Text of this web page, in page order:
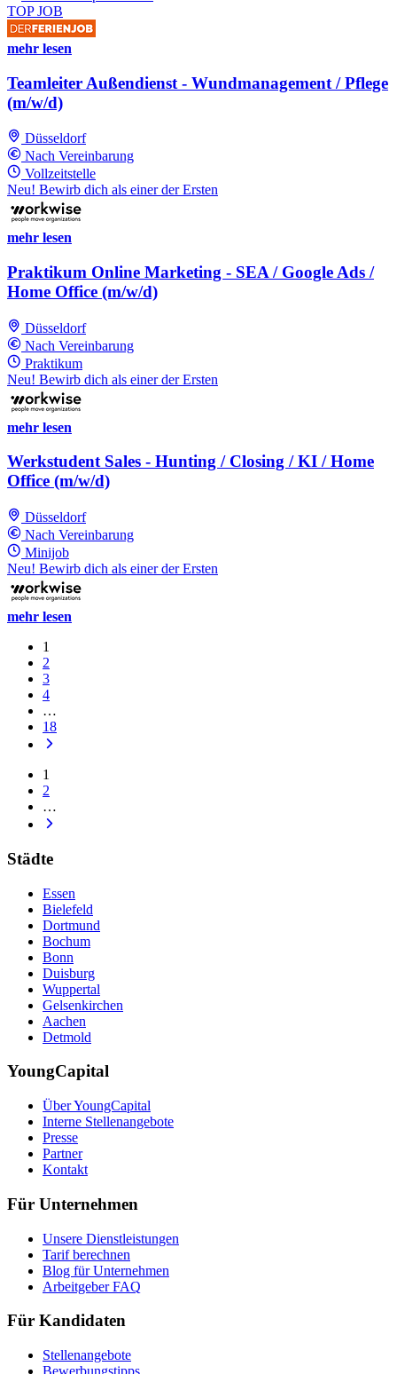
TOP JOB
mehr lesen
Teamleiter Außendienst - Wundmanagement / Pflege
(m/w/d)
Düsseldorf
Nach Vereinbarung
Vollzeitstelle
Neu! Bewirb dich als einer der Ersten
mehr lesen
Praktikum Online Marketing - SEA / Google Ads /
Home Office (m/w/d)
Düsseldorf
Nach Vereinbarung
Praktikum
Neu! Bewirb dich als einer der Ersten
mehr lesen
Werkstudent Sales - Hunting / Closing / KI / Home
Office (m/w/d)
Düsseldorf
Nach Vereinbarung
Minijob
Neu! Bewirb dich als einer der Ersten
mehr lesen
1
2
3
4
…
18
1
2
…
Städte
Essen
Bielefeld
Dortmund
Bochum
Bonn
Duisburg
Wuppertal
Gelsenkirchen
Aachen
Detmold
YoungCapital
Über YoungCapital
Interne Stellenangebote
Presse
Partner
Kontakt
Für Unternehmen
Unsere Dienstleistungen
Tarif berechnen
Blog für Unternehmen
Arbeitgeber FAQ
Für Kandidaten
Stellenangebote
Bewerbungstipps